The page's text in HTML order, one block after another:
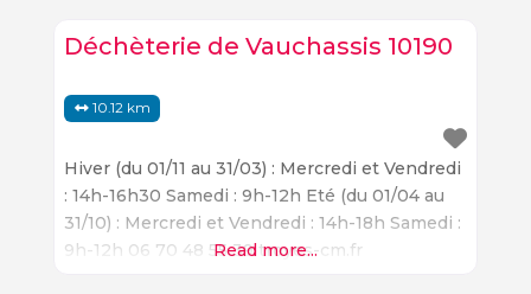
Déchèterie de Vauchassis 10190
10.12 km
Hiver (du 01/11 au 31/03) : Mercredi et Vendredi
: 14h-16h30 Samedi : 9h-12h Eté (du 01/04 au
31/10) : Mercredi et Vendredi : 14h-18h Samedi :
9h-12h 06 70 48 55 39 troyes-cm.fr
Read more...